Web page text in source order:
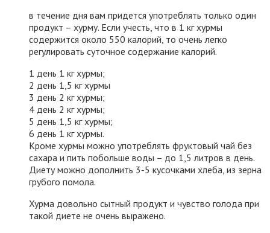
в течение дня вам придется употреблять только один
продукт – хурму. Если учесть, что в 1 кг хурмы
содержится около 550 калорий, то очень легко
регулировать суточное содержание калорий.
1 день 1 кг хурмы;
2 день 1,5 кг хурмы
3 день 2 кг хурмы;
4 день 2 кг хурмы;
5 день 1,5 кг хурмы;
6 день 1 кг хурмы.
Кроме хурмы можно употреблять фруктовый чай без
сахара и пить побольше воды – до 1,5 литров в день.
Диету можно дополнить 3-5 кусочками хлеба, из зерна
грубого помола.
Хурма довольно сытный продукт и чувство голода при
такой диете не очень выражено.